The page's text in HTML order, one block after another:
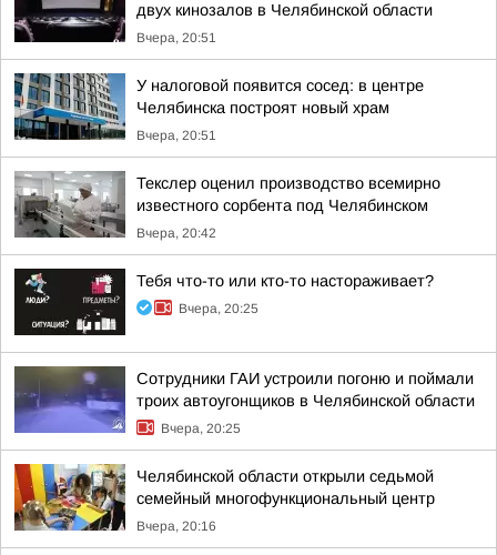
двух кинозалов в Челябинской области
Вчера, 20:51
У налоговой появится сосед: в центре
Челябинска построят новый храм
Вчера, 20:51
Текслер оценил производство всемирно
известного сорбента под Челябинском
Вчера, 20:42
Тебя что-то или кто-то настораживает?
Вчера, 20:25
Сотрудники ГАИ устроили погоню и поймали
троих автоугонщиков в Челябинской области
Вчера, 20:25
Челябинской области открыли седьмой
семейный многофункциональный центр
Вчера, 20:16